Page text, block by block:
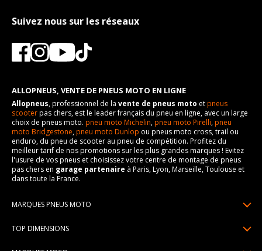
Suivez nous sur les réseaux
ALLOPNEUS, VENTE DE PNEUS MOTO EN LIGNE
Allopneus, professionnel de la vente de pneus moto etpneus
scooterpas chers, est le leader français du pneu en ligne, avec un large
choix de pneus moto. pneu moto Michelin,pneu moto Pirelli,pneu
moto Bridgestone,pneu moto Dunlop ou pneus moto cross, trail ou
enduro, du pneu de scooter au pneu de compétition. Profitez du
meilleur tarif de nos promotions sur les plus grandes marques ! Evitez
l'usure de vos pneus et choisissez votre centre de montage de pneus
pas chers en garage partenaire à Paris, Lyon, Marseille, Toulouse et
dans toute la France.
MARQUES PNEUS MOTO
TOP DIMENSIONS